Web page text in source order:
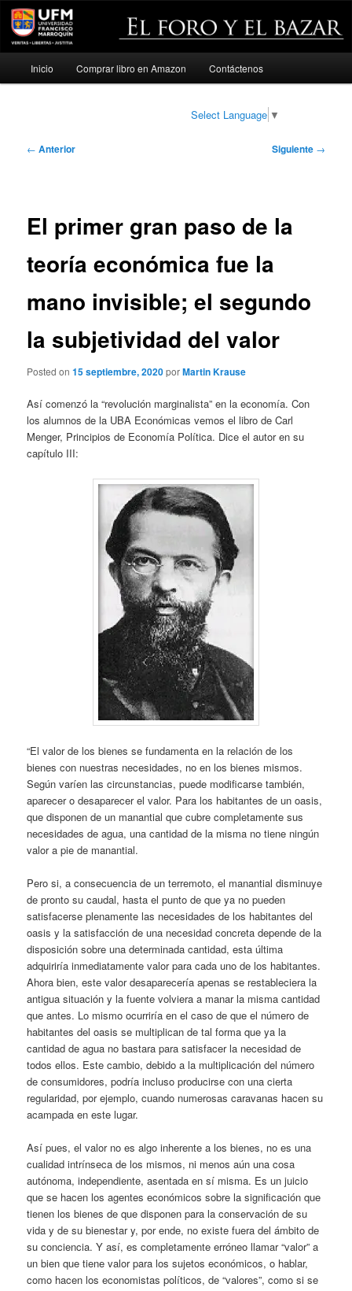
Ir
Inicio Comprar libro en Amazon Contáctenos
Select Language ▼
Navegación
← Anterior Siguiente →
El primer gran paso de la
teoría económica fue la
mano invisible; el segundo
la subjetividad del valor
Posted on15 septiembre, 2020porMartin Krause
Así comenzó la “revolución marginalista” en la economía. Con
los alumnos de la UBA Económicas vemos el libro de Carl
Menger, Principios de Economía Política. Dice el autor en su
capítulo III:
“El valor de los bienes se fundamenta en la relación de los
bienes con nuestras necesidades, no en los bienes mismos.
Según varíen las circunstancias, puede modificarse también,
aparecer o desaparecer el valor. Para los habitantes de un oasis,
que disponen de un manantial que cubre completamente sus
necesidades de agua, una cantidad de la misma no tiene ningún
valor a pie de manantial.
Pero si, a consecuencia de un terremoto, el manantial disminuye
de pronto su caudal, hasta el punto de que ya no pueden
satisfacerse plenamente las necesidades de los habitantes del
oasis y la satisfacción de una necesidad concreta depende de la
disposición sobre una determinada cantidad, esta última
adquiriría inmediatamente valor para cada uno de los habitantes.
Ahora bien, este valor desaparecería apenas se restableciera la
antigua situación y la fuente volviera a manar la misma cantidad
que antes. Lo mismo ocurriría en el caso de que el número de
habitantes del oasis se multiplican de tal forma que ya la
cantidad de agua no bastara para satisfacer la necesidad de
todos ellos. Este cambio, debido a la multiplicación del número
de consumidores, podría incluso producirse con una cierta
regularidad, por ejemplo, cuando numerosas caravanas hacen su
acampada en este lugar.
Así pues, el valor no es algo inherente a los bienes, no es una
cualidad intrínseca de los mismos, ni menos aún una cosa
autónoma, independiente, asentada en sí misma. Es un juicio
que se hacen los agentes económicos sobre la significación que
tienen los bienes de que disponen para la conservación de su
vida y de su bienestar y, por ende, no existe fuera del ámbito de
su conciencia. Y así, es completamente erróneo llamar “valor” a
un bien que tiene valor para los sujetos económicos, o hablar,
como hacen los economistas políticos, de “valores”, como si se